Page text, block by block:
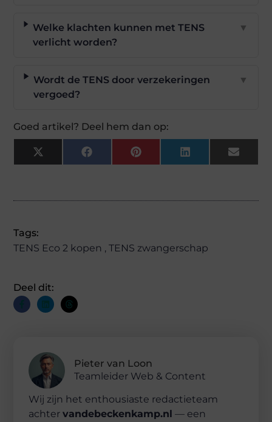
Welke klachten kunnen met TENS
verlicht worden?
▼
Wordt de TENS door verzekeringen
vergoed?
▼
Goed artikel? Deel hem dan op:
X
(Twitter)
FacebookPinterestLinkedIn Email
Tags:
TENS Eco 2 kopen ,TENS zwangerschap
Deel dit:
Pieter van Loon
Teamleider Web & Content
Wij zijn het enthousiaste redactieteam
achtervandebeckenkamp.nl — een